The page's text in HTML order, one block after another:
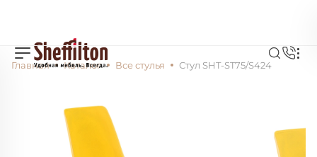
Главная Каталог Все стулья Стул SHT-ST75/S424